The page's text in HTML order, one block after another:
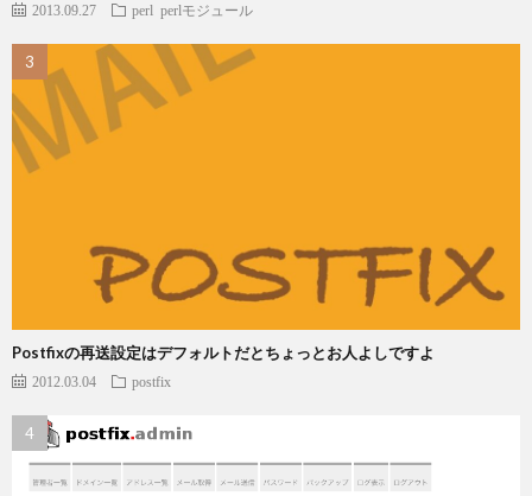
2013.09.27 perl perlモジュール
Postfixの再送設定はデフォルトだとちょっとお人よしですよ
2012.03.04 postfix